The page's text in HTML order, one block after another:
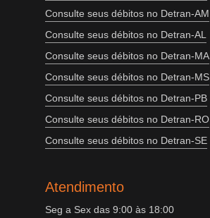
Consulte seus débitos no Detran-AM
Consulte seus débitos no Detran-AL
Consulte seus débitos no Detran-MA
Consulte seus débitos no Detran-MS
Consulte seus débitos no Detran-PB
Consulte seus débitos no Detran-RO
Consulte seus débitos no Detran-SE
Atendimento
Seg a Sex das 9:00 às 18:00